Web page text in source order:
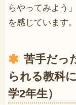
らやってみよう
を感じています。
苦手だっ
られる教科
学2年生）